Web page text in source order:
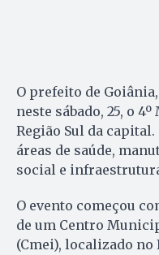
O prefeito de
neste sábado, 25, o
Região Sul da
áreas de saúde,
social e
O evento começou
de um Centro
(Cmei), localizado no